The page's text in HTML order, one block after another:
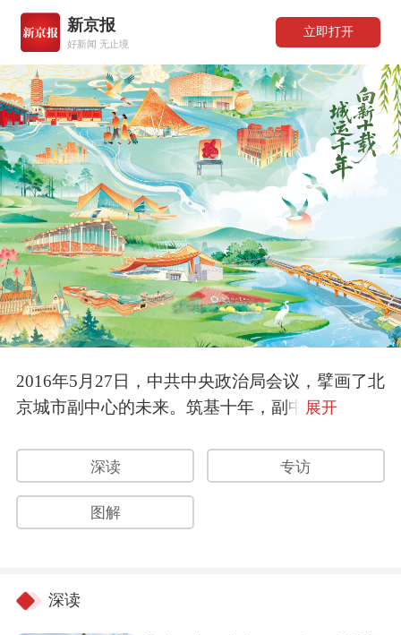
新京报
好新闻 无止境
立即打开
2016年5月27日，中共中央政治局会议，擘画了北
京城市副中心的未来。筑基十年，副中
展开
深读 专访
图解
深读